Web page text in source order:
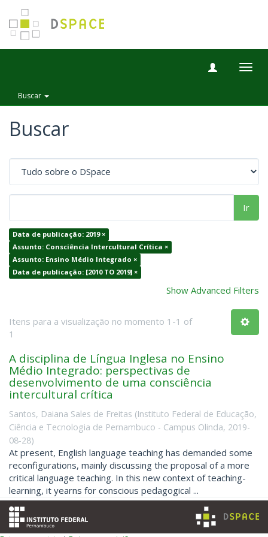
Buscar
Buscar
Ir
Data de publicação: 2019 ×
Assunto: Consciência Intercultural Crítica ×
Assunto: Ensino Médio Integrado ×
Data de publicação: [2010 TO 2019] ×
Show Advanced Filters
Itens para a visualização no momento 1-1 of
1
A disciplina de Língua Inglesa no Ensino
Médio Integrado: perspectivas de
desenvolvimento de uma consciência
intercultural crítica
Santos, Daiana Sales de Freitas (Instituto Federal de Educação,
Ciência e Tecnologia de Pernambuco - Campus Olinda, 2019-
08-28)
At present, English language teaching has demanded some
reconfigurations, mainly discussing the proposal of a more
critical language teaching. In this new context of teaching-
learning, it yearns for conscious pedagogical ...